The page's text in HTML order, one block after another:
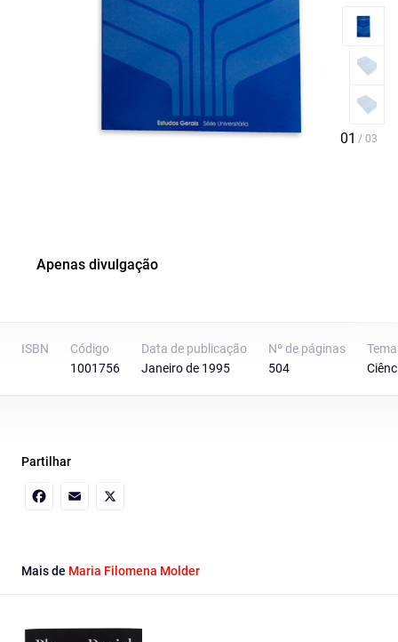
Apenas divulgação
ISBN
Código
1001756
Data de publicação
Janeiro de 1995
Nº de páginas
504
Tema
Partilhar
Mais de Maria Filomena Molder